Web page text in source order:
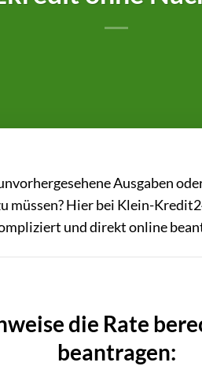
Ausgaben
müssen? Hier bei Klein-
und direkt online
die Rate
beantragen: